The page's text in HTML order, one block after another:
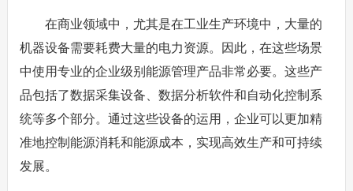
在商业领域中，尤其是在工业生产环境中，大量的
机器设备需要耗费大量的电力资源。因此，在这些场景
中使用专业的企业级别能源管理产品非常必要。这些产
品包括了数据采集设备、数据分析软件和自动化控制系
统等多个部分。通过这些设备的运用，企业可以更加精
准地控制能源消耗和能源成本，实现高效生产和可持续
发展。